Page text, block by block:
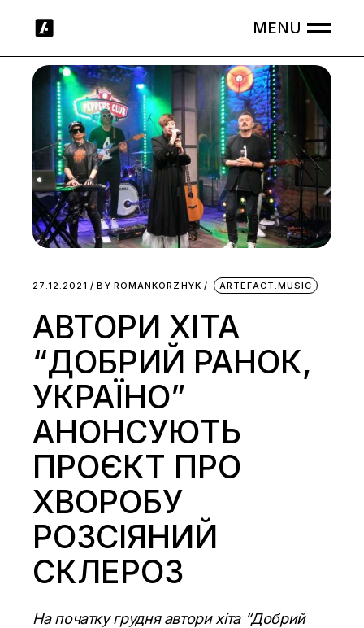
27.12.2021 BY ROMANKORZHYK ARTEFACT.MUSIC
АВТОРИ ХІТА
“ДОБРИЙ РАНОК,
УКРАЇНО”
АНОНСУЮТЬ
ПРОЄКТ ПРО
ХВОРОБУ
РОЗСІЯНИЙ
СКЛЕРОЗ
На початку грудня автори хіта “Добрий